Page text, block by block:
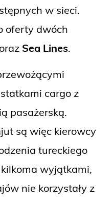
w sieci.
oferty dwóch
oraz Sea Lines.
cargo z
pasażerską.
są więc kierowcy
tureckiego
wyjątkami,
nie korzystały z